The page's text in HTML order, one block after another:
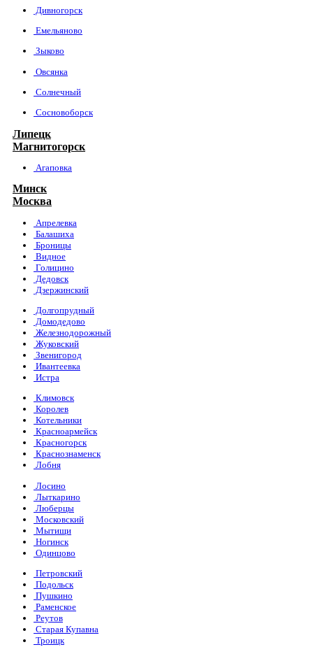
Дивногорск
Емельяново
Зыково
Овсянка
Солнечный
Сосновоборск
Липецк
Магнитогорск
Агаповка
Минск
Москва
Апрелевка
Балашиха
Броницы
Видное
Голицино
Дедовск
Дзержинский
Долгопрудный
Домодедово
Железнодорожный
Жуковский
Звенигород
Ивантеевка
Истра
Климовск
Королев
Котельники
Красноармейск
Красногорск
Краснознаменск
Лобня
Лосино
Лыткарино
Люберцы
Московский
Мытищи
Ногинск
Одинцово
Петровский
Подольск
Пушкино
Раменское
Реутов
Старая Купавна
Троицк